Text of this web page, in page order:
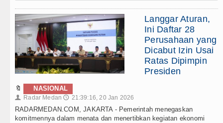
Langgar Aturan,
Ini Daftar 28
Perusahaan yang
Dicabut Izin Usai
Ratas Dipimpin
Presiden
🔖 NASIONAL
👤 Radar Medan 🕔 21:39:16, 20 Jan 2026
RADARMEDAN.COM, JAKARTA - Pemerintah menegaskan
komitmennya dalam menata dan menertibkan kegiatan ekonomi